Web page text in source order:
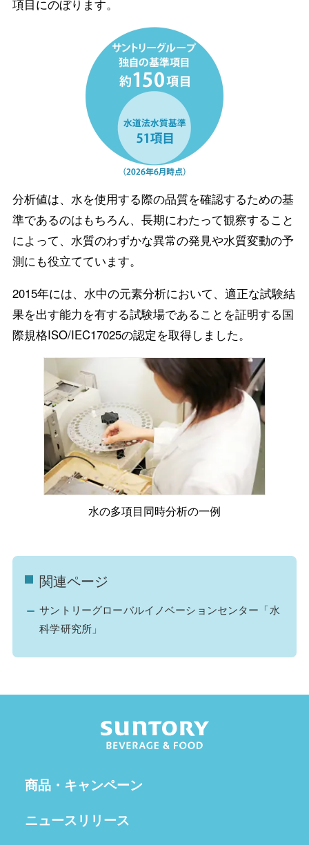
項目にのぼります。
分析値は、水を使用する際の品質を確認するための基
準であるのはもちろん、長期にわたって観察すること
によって、水質のわずかな異常の発見や水質変動の予
測にも役立てています。
2015年には、水中の元素分析において、適正な試験結
果を出す能力を有する試験場であることを証明する国
際規格ISO/IEC17025の認定を取得しました。
水の多項目同時分析の一例
関連ページ
サントリーグローバルイノベーションセンター「水
科学研究所」
商品・キャンペーン
ニュースリリース